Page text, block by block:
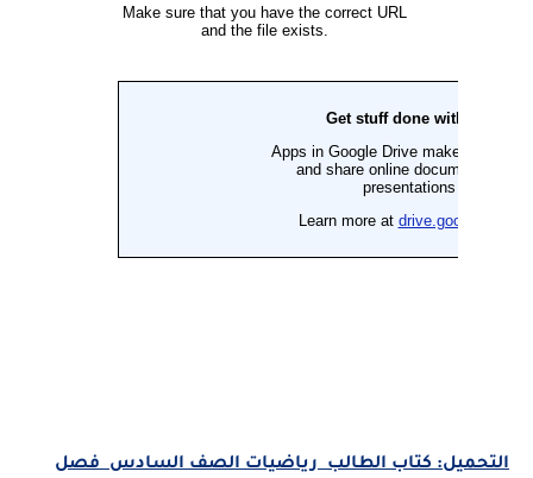
التحميل: كتاب الطالب رياضيات الصف السادس فصل